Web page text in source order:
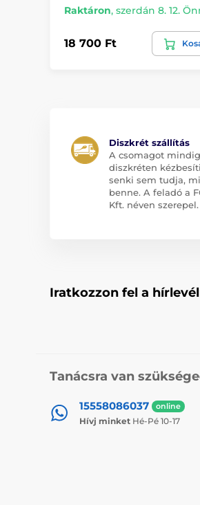
Raktáron, szerdán 8. 12.
18 700 Ft
Diszkrét szállítás
A csomagot mindig
diszkréten
senki sem tudja,
benne. A feladó a
Kft. néven szerepel.
Iratkozzon fel a
Tanácsra van
15558086037 online
Hívj minket Hé-Pé 10-17